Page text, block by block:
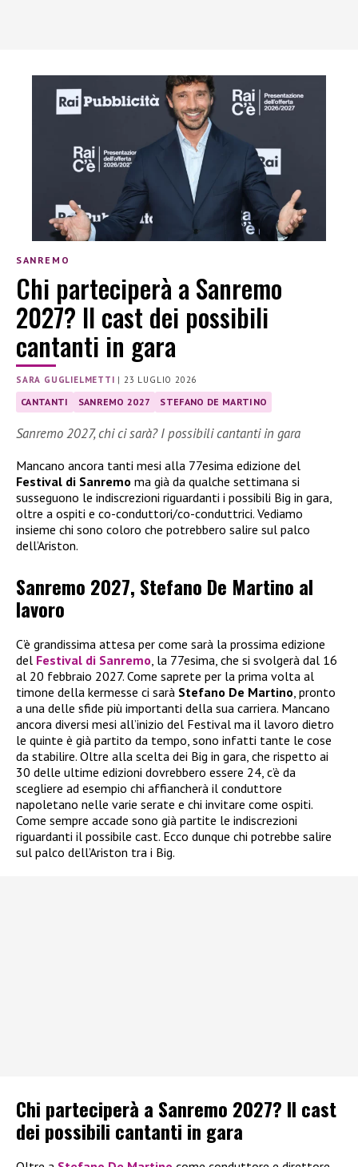
SANREMO
Chi parteciperà a Sanremo
2027? Il cast dei possibili
cantanti in gara
SARA GUGLIELMETTI | 23 LUGLIO 2026
CANTANTI SANREMO 2027 STEFANO DE MARTINO
Sanremo 2027, chi ci sarà? I possibili cantanti in gara
Mancano ancora tanti mesi alla 77esima edizione del
Festival di Sanremo ma già da qualche settimana si
susseguono le indiscrezioni riguardanti i possibili Big in gara,
oltre a ospiti e co-conduttori/co-conduttrici. Vediamo
insieme chi sono coloro che potrebbero salire sul palco
dell’Ariston.
Sanremo 2027, Stefano De Martino al
lavoro
C’è grandissima attesa per come sarà la prossima edizione
del Festival di Sanremo , la 77esima, che si svolgerà dal 16
al 20 febbraio 2027. Come saprete per la prima volta al
timone della kermesse ci sarà Stefano De Martino , pronto
a una delle sfide più importanti della sua carriera. Mancano
ancora diversi mesi all’inizio del Festival ma il lavoro dietro
le quinte è già partito da tempo, sono infatti tante le cose
da stabilire. Oltre alla scelta dei Big in gara, che rispetto ai
30 delle ultime edizioni dovrebbero essere 24, c’è da
scegliere ad esempio chi affiancherà il conduttore
napoletano nelle varie serate e chi invitare come ospiti.
Come sempre accade sono già partite le indiscrezioni
riguardanti il possibile cast. Ecco dunque chi potrebbe salire
sul palco dell’Ariston tra i Big.
Chi parteciperà a Sanremo 2027? Il cast
dei possibili cantanti in gara